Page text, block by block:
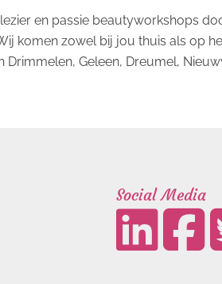
en passie beautyworkshops
komen zowel bij jou thuis als op
Geleen, Dreumel,
Social Media